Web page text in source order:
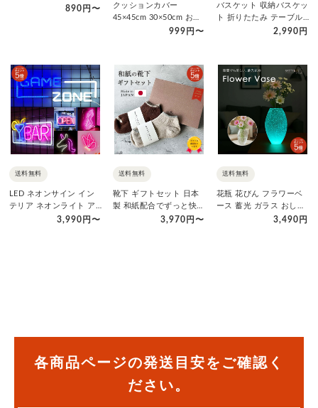
ガー キッチン 洗面所 ス
890円〜
クッションカバー
45×45cm 30×50cm おし
ゃれ シャイニー 高級…
999円〜
バスケット 収納バスケッ
ト 折りたたみ テーブル
付き ふた付き 大容量
2,990円
送料無料
LED ネオンサイン イン
テリア ネオンライト ア
ートパネル ネオン管
3,990円〜
送料無料
靴下 ギフトセット 日本
製 和紙配合でずっと快適
誕生日 ソックス 高級
3,970円〜
送料無料
花瓶 花びん フラワーベ
ース 蓄光 ガラス おしゃ
れ かわいい 夜光 生花 …
3,490円
各商品ページの発送目安をご確認く
ださい。